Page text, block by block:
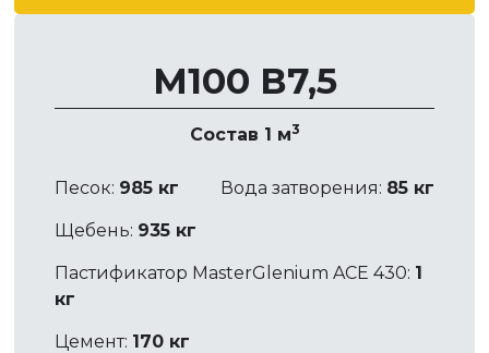
М100 В7,5
Состав 1 м3
Песок: 985 кг Вода затворения: 85 кг
Щебень: 935 кг
Пастификатор MasterGlenium ACE 430: 1
кг
Цемент: 170 кг